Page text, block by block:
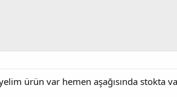
ürün var hemen aşağısında stokta